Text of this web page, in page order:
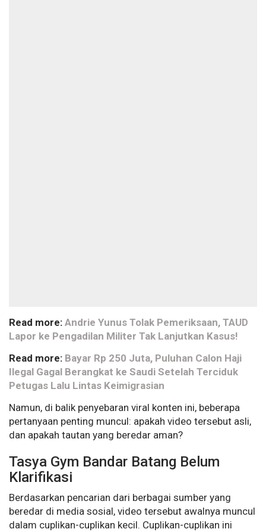
Read more: Andrie Yunus Tolak Pemeriksaan, TAUD
Lapor ke Pengadilan Militer Tak Lanjutkan Kasus!
Read more: Bayar Rp 250 Juta, Puluhan Calon Haji
Ilegal Gagal Berangkat ke Saudi Setelah Terciduk
Petugas Lalu Lintas Keimigrasian
Namun, di balik penyebaran viral konten ini, beberapa
pertanyaan penting muncul: apakah video tersebut asli,
dan apakah tautan yang beredar aman?
Tasya Gym Bandar Batang Belum
Klarifikasi
Berdasarkan pencarian dari berbagai sumber yang
beredar di media sosial, video tersebut awalnya muncul
dalam cuplikan-cuplikan kecil. Cuplikan-cuplikan ini